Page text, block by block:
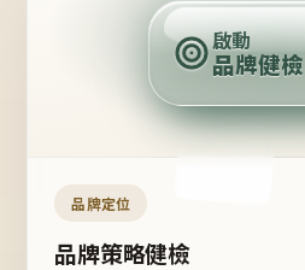
啟動
品牌健檢
品牌定位
品牌策略健檢